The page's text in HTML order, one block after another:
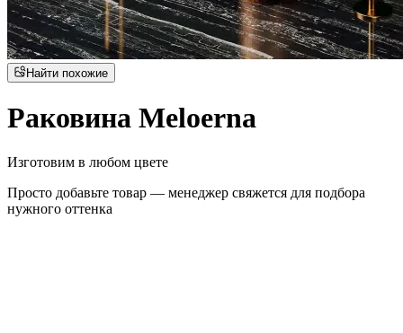
Найти похожие
Раковина Meloerna
Изготовим в любом цвете
Просто добавьте товар — менеджер свяжется для подбора
нужного оттенка